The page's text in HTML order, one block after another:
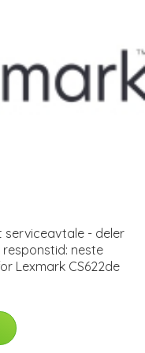
serviceavtale - deler
neste
Lexmark CS622de